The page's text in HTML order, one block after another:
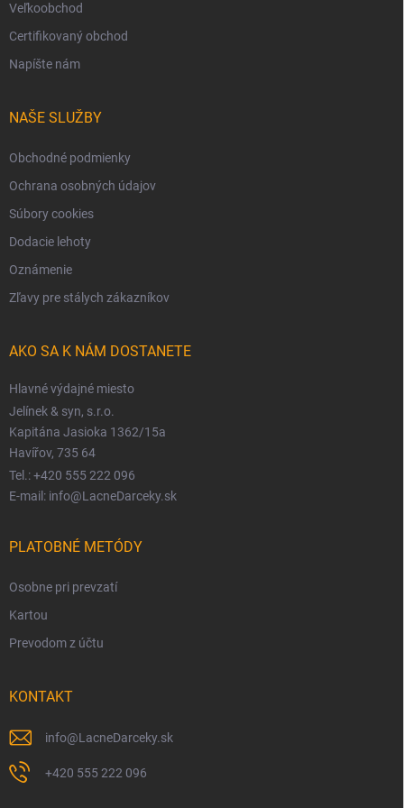
Veľkoobchod
Certifikovaný obchod
Napíšte nám
NAŠE SLUŽBY
Obchodné podmienky
Ochrana osobných údajov
Súbory cookies
Dodacie lehoty
Oznámenie
Zľavy pre stálych zákazníkov
AKO SA K NÁM DOSTANETE
Hlavné výdajné miesto
Jelínek & syn, s.r.o.
Kapitána Jasioka 1362/15a
Havířov, 735 64
Tel.: +420 555 222 096
E-mail: info@LacneDarceky.sk
PLATOBNÉ METÓDY
Osobne pri prevzatí
Kartou
Prevodom z účtu
KONTAKT
info@LacneDarceky.sk
+420 555 222 096